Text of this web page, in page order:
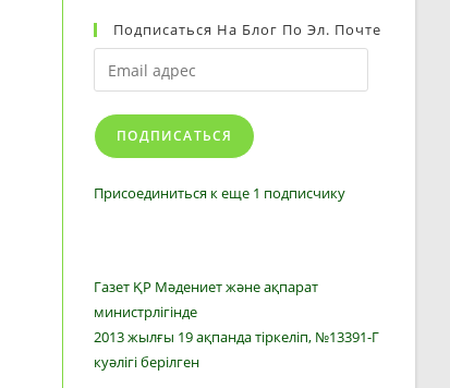
Подписаться На Блог По Эл. Почте
Email
адрес
ПОДПИСАТЬСЯ
Присоединиться к еще 1 подписчику
Газет ҚР Мәдениет және ақпарат
министрлігінде
2013 жылғы 19 ақпанда тіркеліп, №13391-Г
куәлігі берілген